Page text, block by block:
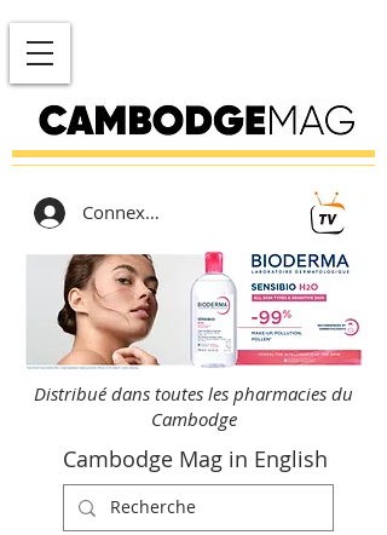
Connexion
Distribué dans toutes les pharmacies du
Cambodge
Cambodge Mag in English